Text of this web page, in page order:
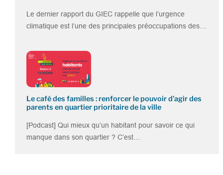
Le dernier rapport du GIEC rappelle que l’urgence
climatique est l’une des principales préoccupations des…
Le café des familles : renforcer le pouvoir d’agir des
parents en quartier prioritaire de la ville
[Podcast] Qui mieux qu’un habitant pour savoir ce qui
manque dans son quartier ? C’est…